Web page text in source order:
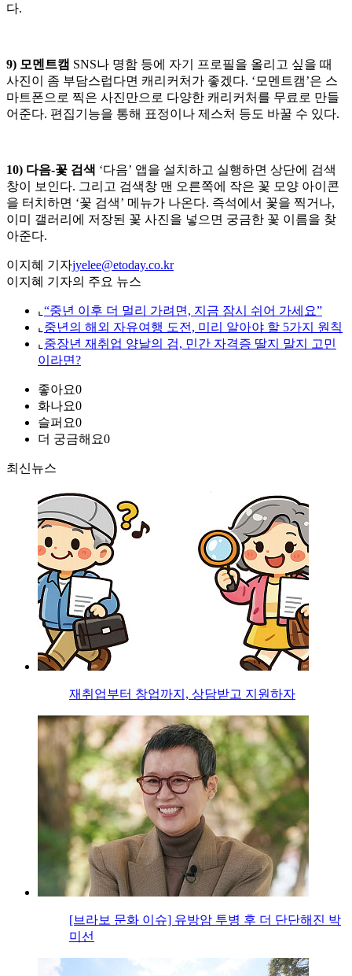
다.
9) 모멘트캠 SNS나 명함 등에 자기 프로필을 올리고 싶을 때
사진이 좀 부담스럽다면 캐리커처가 좋겠다. ‘모멘트캠’은 스
마트폰으로 찍은 사진만으로 다양한 캐리커처를 무료로 만들
어준다. 편집기능을 통해 표정이나 제스처 등도 바꿀 수 있다.
10) 다음-꽃 검색 ‘다음’ 앱을 설치하고 실행하면 상단에 검색
창이 보인다. 그리고 검색창 맨 오른쪽에 작은 꽃 모양 아이콘
을 터치하면 ‘꽃 검색’ 메뉴가 나온다. 즉석에서 꽃을 찍거나,
이미 갤러리에 저장된 꽃 사진을 넣으면 궁금한 꽃 이름을 찾
아준다.
이지혜 기자jyelee@etoday.co.kr
이지혜 기자의 주요 뉴스
⌞ “중년 이후 더 멀리 가려면, 지금 잠시 쉬어 가세요”
⌞ 중년의 해외 자유여행 도전, 미리 알아야 할 5가지 원칙
⌞ 중장년 재취업 양날의 검, 민간 자격증 딸지 말지 고민
이라면?
좋아요0
화나요0
슬퍼요0
더 궁금해요0
최신뉴스
재취업부터 창업까지, 상담받고 지원하자
[브라보 문화 이슈] 유방암 투병 후 더 단단해진 박
미선